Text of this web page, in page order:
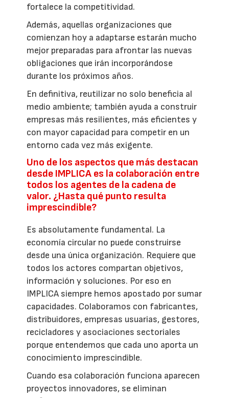
fortalece la competitividad.
Además, aquellas organizaciones que
comienzan hoy a adaptarse estarán mucho
mejor preparadas para afrontar las nuevas
obligaciones que irán incorporándose
durante los próximos años.
En definitiva, reutilizar no solo beneficia al
medio ambiente; también ayuda a construir
empresas más resilientes, más eficientes y
con mayor capacidad para competir en un
entorno cada vez más exigente.
Uno de los aspectos que más destacan
desde IMPLICA es la colaboración entre
todos los agentes de la cadena de
valor. ¿Hasta qué punto resulta
imprescindible?
Es absolutamente fundamental. La
economía circular no puede construirse
desde una única organización. Requiere que
todos los actores compartan objetivos,
información y soluciones. Por eso en
IMPLICA siempre hemos apostado por sumar
capacidades. Colaboramos con fabricantes,
distribuidores, empresas usuarias, gestores,
recicladores y asociaciones sectoriales
porque entendemos que cada uno aporta un
conocimiento imprescindible.
Cuando esa colaboración funciona aparecen
proyectos innovadores, se eliminan